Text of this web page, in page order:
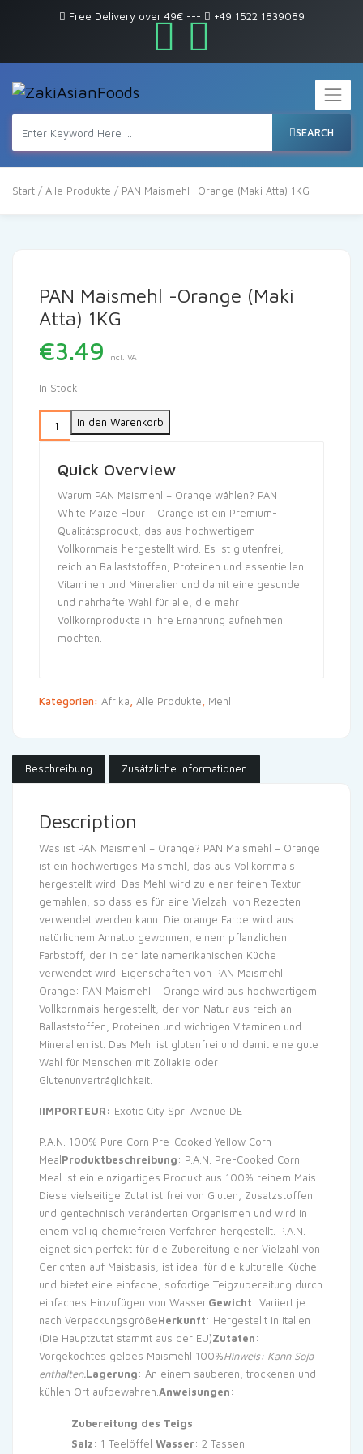
Free Delivery over 49€--- +49 1522 1839089
SEARCH
Start / Alle Produkte / PAN Maismehl -Orange (Maki Atta) 1KG
PAN Maismehl -Orange (Maki
Atta) 1KG
€3.49 Incl. VAT
In Stock
In den Warenkorb
Quick Overview
Warum PAN Maismehl – Orange wählen? PAN
White Maize Flour – Orange ist ein Premium-
Qualitätsprodukt, das aus hochwertigem
Vollkornmais hergestellt wird. Es ist glutenfrei,
reich an Ballaststoffen, Proteinen und essentiellen
Vitaminen und Mineralien und damit eine gesunde
und nahrhafte Wahl für alle, die mehr
Vollkornprodukte in ihre Ernährung aufnehmen
möchten.
Kategorien: Afrika, Alle Produkte, Mehl
Beschreibung Zusätzliche Informationen
Description
Was ist PAN Maismehl – Orange? PAN Maismehl – Orange
ist ein hochwertiges Maismehl, das aus Vollkornmais
hergestellt wird. Das Mehl wird zu einer feinen Textur
gemahlen, so dass es für eine Vielzahl von Rezepten
verwendet werden kann. Die orange Farbe wird aus
natürlichem Annatto gewonnen, einem pflanzlichen
Farbstoff, der in der lateinamerikanischen Küche
verwendet wird. Eigenschaften von PAN Maismehl –
Orange: PAN Maismehl – Orange wird aus hochwertigem
Vollkornmais hergestellt, der von Natur aus reich an
Ballaststoffen, Proteinen und wichtigen Vitaminen und
Mineralien ist. Das Mehl ist glutenfrei und damit eine gute
Wahl für Menschen mit Zöliakie oder
Glutenunverträglichkeit.
IIMPORTEUR: Exotic City Sprl Avenue DE
P.A.N. 100% Pure Corn Pre-Cooked Yellow Corn
MealProduktbeschreibung: P.A.N. Pre-Cooked Corn
Meal ist ein einzigartiges Produkt aus 100% reinem Mais.
Diese vielseitige Zutat ist frei von Gluten, Zusatzstoffen
und gentechnisch veränderten Organismen und wird in
einem völlig chemiefreien Verfahren hergestellt. P.A.N.
eignet sich perfekt für die Zubereitung einer Vielzahl von
Gerichten auf Maisbasis, ist ideal für die kulturelle Küche
und bietet eine einfache, sofortige Teigzubereitung durch
einfaches Hinzufügen von Wasser.Gewicht: Variiert je
nach VerpackungsgrößeHerkunft: Hergestellt in Italien
(Die Hauptzutat stammt aus der EU)Zutaten:
Vorgekochtes gelbes Maismehl 100%Hinweis: Kann Soja
enthalten.Lagerung: An einem sauberen, trockenen und
kühlen Ort aufbewahren.Anweisungen:
Zubereitung des Teigs
Salz: 1 Teelöffel Wasser: 2 Tassen